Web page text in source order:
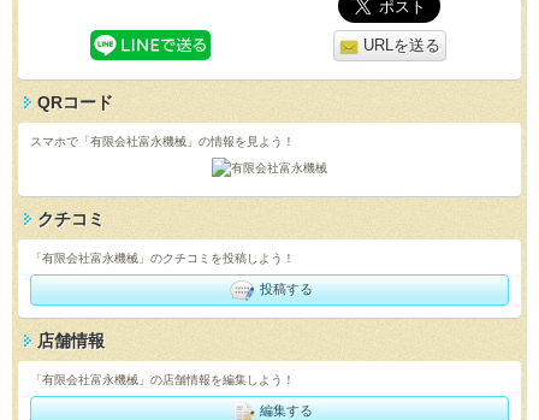
URLを送る
QRコード
スマホで「有限会社富永機械」の情報を見よう！
クチコミ
「有限会社富永機械」のクチコミを投稿しよう！
投稿する
店舗情報
「有限会社富永機械」の店舗情報を編集しよう！
編集する